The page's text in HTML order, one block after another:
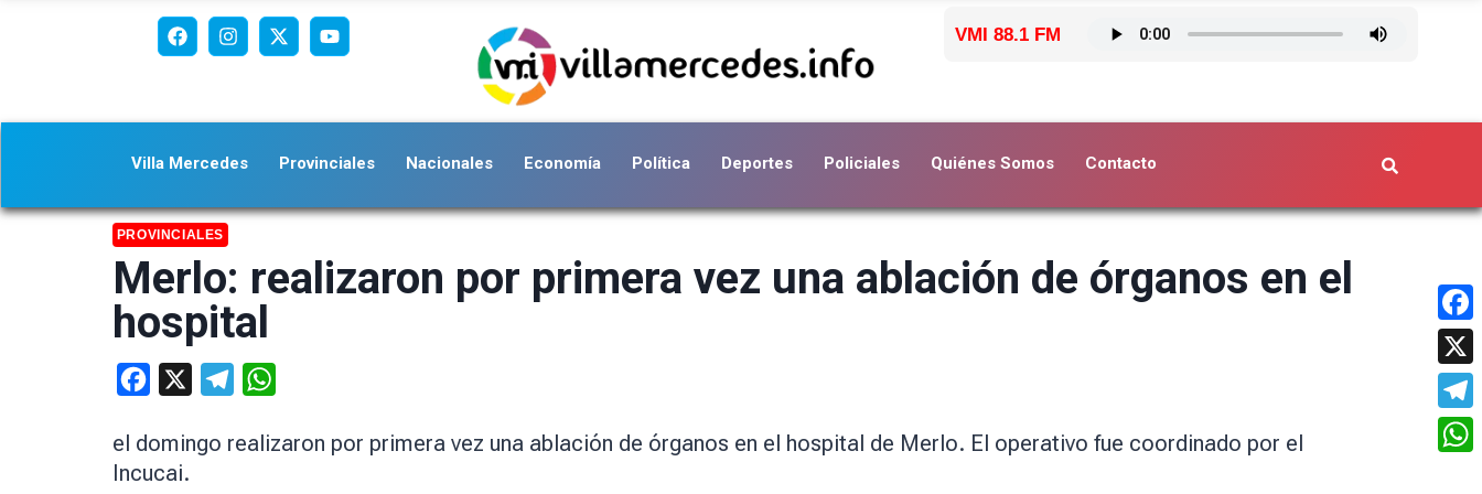
VMI 88.1 FM
Villa Mercedes Provinciales Nacionales Economía Política Deportes Policiales Quiénes Somos Contacto
PROVINCIALES
Merlo: realizaron por primera vez una ablación de órganos en el
hospital
Facebook Telegram
el domingo realizaron por primera vez una ablación de órganos en el hospital de Merlo. El operativo fue coordinado por el
Incucai.
X